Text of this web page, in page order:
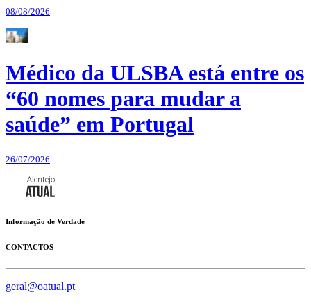
08/08/2026
Médico da ULSBA está entre os
“60 nomes para mudar a
saúde” em Portugal
26/07/2026
Informação de Verdade
CONTACTOS
geral@oatual.pt